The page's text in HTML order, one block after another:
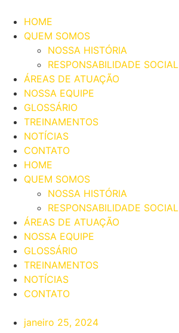
para
conteúdo
HOME
QUEM SOMOS
NOSSA HISTÓRIA
RESPONSABILIDADE SOCIAL
ÁREAS DE ATUAÇÃO
NOSSA EQUIPE
GLOSSÁRIO
TREINAMENTOS
NOTÍCIAS
CONTATO
HOME
QUEM SOMOS
NOSSA HISTÓRIA
RESPONSABILIDADE SOCIAL
ÁREAS DE ATUAÇÃO
NOSSA EQUIPE
GLOSSÁRIO
TREINAMENTOS
NOTÍCIAS
CONTATO
janeiro 25, 2024